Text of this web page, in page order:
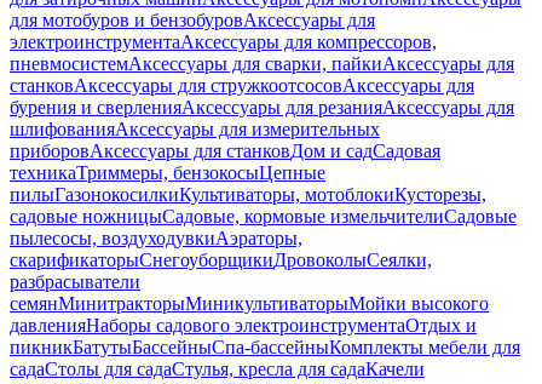
для мотобуров и бензобуровАксессуары для
электроинструментаАксессуары для компрессоров,
пневмосистемАксессуары для сварки, пайкиАксессуары для
станковАксессуары для стружкоотсосовАксессуары для
бурения и сверленияАксессуары для резанияАксессуары для
шлифованияАксессуары для измерительных
приборовАксессуары для станковДом и садСадовая
техникаТриммеры, бензокосыЦепные
пилыГазонокосилкиКультиваторы, мотоблокиКусторезы,
садовые ножницыСадовые, кормовые измельчителиСадовые
пылесосы, воздуходувкиАэраторы,
скарификаторыСнегоуборщикиДровоколыСеялки,
разбрасыватели
семянМинитракторыМиникультиваторыМойки высокого
давленияНаборы садового электроинструментаОтдых и
пикникБатутыБассейныСпа-бассейныКомплекты мебели для
садаСтолы для садаСтулья, кресла для садаКачели